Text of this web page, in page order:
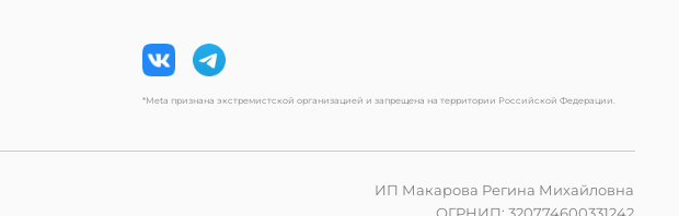
*Meta признана экстремистской организацией и запрещена на территории Российской Федерации.
ИП Макарова Регина Михайловна